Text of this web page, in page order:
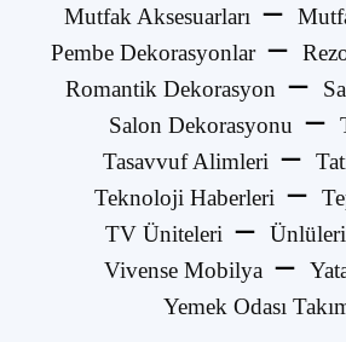
Mutfak Aksesuarları
Pembe Dekorasyonlar
Romantik Dekorasyon
Salon Dekorasyonu
Tasavvuf Alimleri
Teknoloji Haberleri
TV Üniteleri
Vivense Mobilya
Yemek Odası